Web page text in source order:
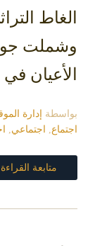
الغاط
وشملت
الأعيان
بواسطة إدارة
اجتماع, اجتماعي,
متابعة القراءة